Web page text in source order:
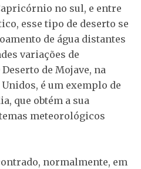
no sul, e entre
esse tipo de deserto se
de água distantes
variações de
de Mojave, na
é um exemplo de
que obtém a sua
meteorológicos
normalmente, em